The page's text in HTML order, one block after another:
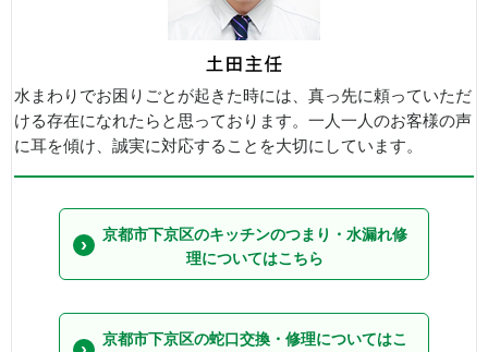
水まわりでお困りごとが起きた時には、真っ先に頼っていただ
ける存在になれたらと思っております。一人一人のお客様の声
に耳を傾け、誠実に対応することを大切にしています。
京都市下京区のキッチンのつまり・水漏れ修
理についてはこちら
京都市下京区の蛇口交換・修理についてはこ